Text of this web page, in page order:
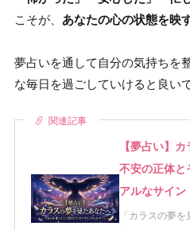
こそが、 あなたの心の状態を映
夢占いを通して自分の気持ちを
な毎日を過ごしていけると良い
関連記事
【夢占い】
不安の正体と
アルなサイン
「カラスの夢